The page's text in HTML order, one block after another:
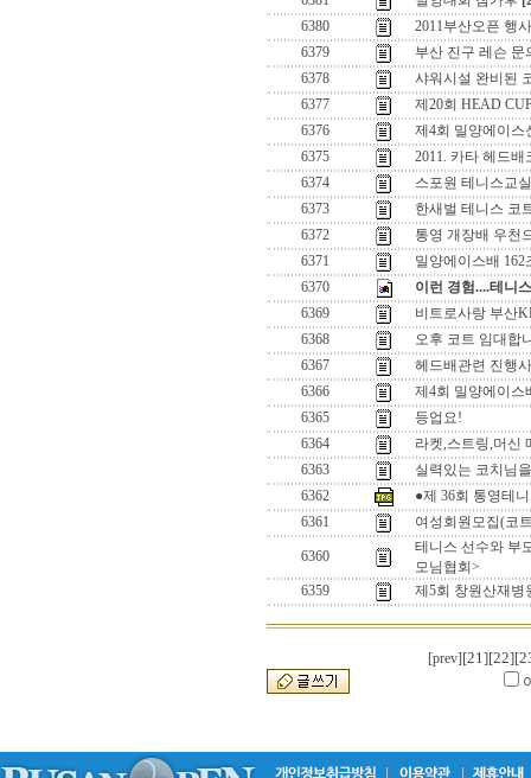
6380
2011부산오픈 행
6379
부산 진구 레슨 문
6378
샤워시설 완비된
6377
제20회 HEAD
6376
제4회 밀양에이스
6375
2011. 카타 헤드
6374
스포원 테니스교
6373
한새벌 테니스 코
6372
통영 개장배 우천
6371
밀양에이스배
6370
이런 경험....테니스
6369
비트로사랑 부산
6368
오후 코트 임대합
6367
헤드배관련 진행
6366
제4회 밀양에이스
6365
등업요!
6364
라켓,스트링,머신
6363
실력있는 코치님
6362
●제 36회 통영테
6361
여성회원모집(코
6360
테니스 선수와 부
모님협회>
6359
제5회 창원산재병
[prev] [21][22]